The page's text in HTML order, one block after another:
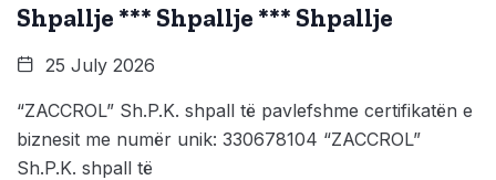
Shpallje *** Shpallje *** Shpallje
25 July 2026
“ZACCROL” Sh.P.K. shpall të pavlefshme certifikatën e
biznesit me numër unik: 330678104 “ZACCROL”
Sh.P.K. shpall të